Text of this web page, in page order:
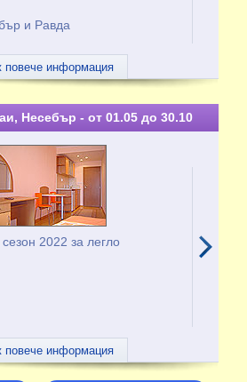
и Равда
повече информация
Несебър - от 01.05 до 30.10
2022 за легло
повече информация